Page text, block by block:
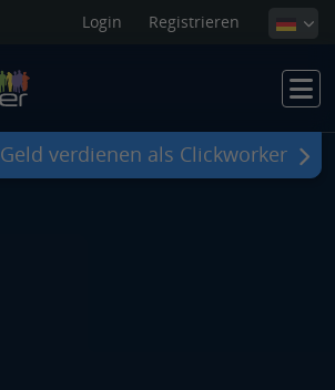
Login Registrieren
Geld verdienen als Clickworker